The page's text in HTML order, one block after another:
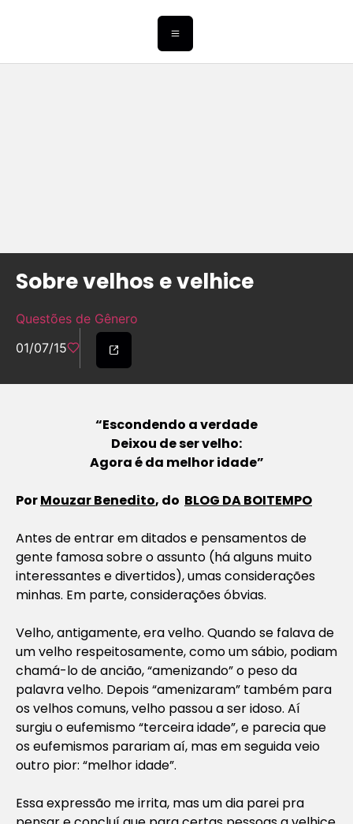
Sobre velhos e velhice
Questões de Gênero
01/07/15
“Escondendo a verdade
Deixou de ser velho:
Agora é da melhor idade”
PorMouzar Benedito, do BLOG DA BOITEMPO
Antes de entrar em ditados e pensamentos de
gente famosa sobre o assunto (há alguns muito
interessantes e divertidos), umas considerações
minhas. Em parte, considerações óbvias.
Velho, antigamente, era velho. Quando se falava de
um velho respeitosamente, como um sábio, podiam
chamá-lo de ancião, “amenizando” o peso da
palavra velho. Depois “amenizaram” também para
os velhos comuns, velho passou a ser idoso. Aí
surgiu o eufemismo “terceira idade”, e parecia que
os eufemismos parariam aí, mas em seguida veio
outro pior: “melhor idade”.
Essa expressão me irrita, mas um dia parei pra